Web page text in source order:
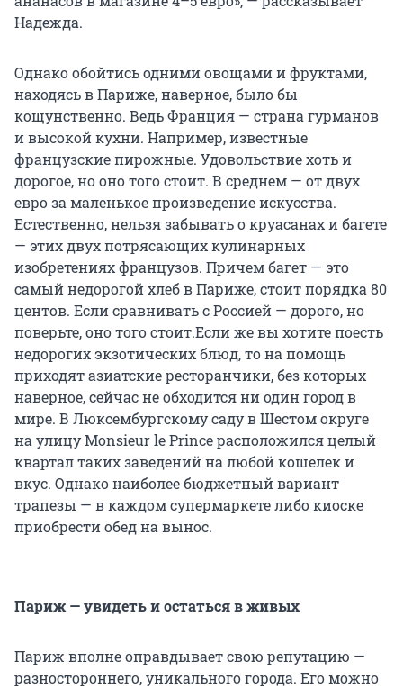
Надежда.
Однако обойтись одними овощами и фруктами,
находясь в Париже, наверное, было бы
кощунственно. Ведь Франция — страна гурманов
и высокой кухни. Например, известные
французские пирожные. Удовольствие хоть и
дорогое, но оно того стоит. В среднем — от двух
евро за маленькое произведение искусства.
Естественно, нельзя забывать о круасанах и багете
— этих двух потрясающих кулинарных
изобретениях французов. Причем багет — это
самый недорогой хлеб в Париже, стоит порядка 80
центов. Если сравнивать с Россией — дорого, но
поверьте, оно того стоит.Если же вы хотите поесть
недорогих экзотических блюд, то на помощь
приходят азиатские ресторанчики, без которых
наверное, сейчас не обходится ни один город в
мире. В Люксембургскому саду в Шестом округе
на улицу Monsieur le Prince расположился целый
квартал таких заведений на любой кошелек и
вкус. Однако наиболее бюджетный вариант
трапезы — в каждом супермаркете либо киоске
приобрести обед на вынос.
Париж — увидеть и остаться в живых
Париж вполне оправдывает свою репутацию —
разностороннего, уникального города. Его можно